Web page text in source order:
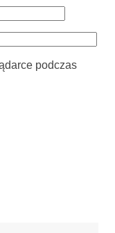
podczas